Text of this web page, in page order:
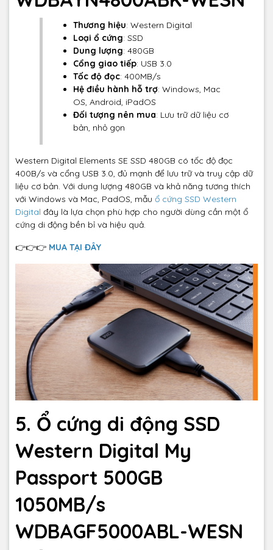
Thương hiệu: Western Digital
Loại ổ cứng: SSD
Dung lượng: 480GB
Cổng giao tiếp: USB 3.0
Tốc độ đọc: 400MB/s
Hệ điều hành hỗ trợ: Windows, Mac
OS, Android, iPadOS
Đối tượng nên mua: Lưu trữ dữ liệu cơ
bản, nhỏ gọn
Western Digital Elements SE SSD 480GB có tốc độ đọc
400B/s và cổng USB 3.0, đủ mạnh để lưu trữ và truy cập dữ
liệu cơ bản. Với dung lượng 480GB và khả năng tương thích
với Windows và Mac, PadOS, mẫu ổ cứng SSD Western
Digital đây là lựa chọn phù hợp cho người dùng cần một ổ
cứng di động bền bỉ và hiệu quả.
👉👉👉 MUA TẠI ĐÂY
5. Ổ cứng di động SSD
Western Digital My
Passport 500GB
1050MB/s
WDBAGF5000ABL-WESN